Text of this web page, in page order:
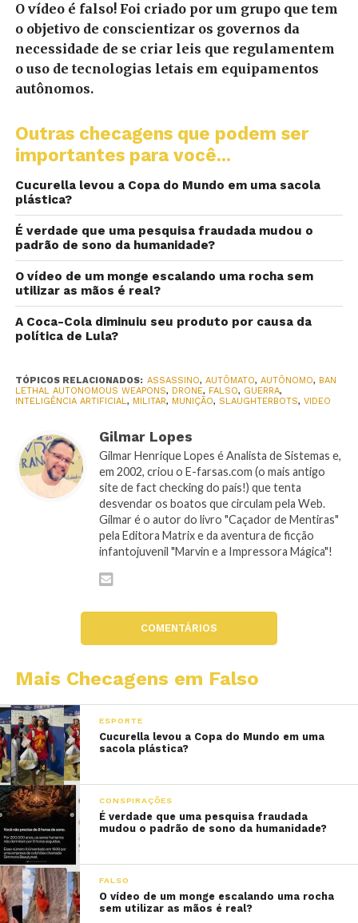
O vídeo é falso! Foi criado por um grupo que tem
o objetivo de conscientizar os governos da
necessidade de se criar leis que regulamentem
o uso de tecnologias letais em equipamentos
autônomos.
Outras checagens que podem ser
importantes para você...
Cucurella levou a Copa do Mundo em uma sacola
plástica?
É verdade que uma pesquisa fraudada mudou o
padrão de sono da humanidade?
O vídeo de um monge escalando uma rocha sem
utilizar as mãos é real?
A Coca-Cola diminuiu seu produto por causa da
política de Lula?
TÓPICOS RELACIONADOS: ASSASSINO, AUTÔMATO, AUTÔNOMO, BAN
LETHAL AUTONOMOUS WEAPONS, DRONE, FALSO, GUERRA,
INTELIGÊNCIA ARTIFICIAL, MILITAR, MUNIÇÃO, SLAUGHTERBOTS, VIDEO
Gilmar Lopes
Gilmar Henrique Lopes é Analista de Sistemas e,
em 2002, criou o E-farsas.com (o mais antigo
site de fact checking do país!) que tenta
desvendar os boatos que circulam pela Web.
Gilmar é o autor do livro "Caçador de Mentiras"
pela Editora Matrix e da aventura de ficção
infantojuvenil "Marvin e a Impressora Mágica"!
COMENTÁRIOS
Mais Checagens em Falso
ESPORTE
Cucurella levou a Copa do Mundo em uma
sacola plástica?
CONSPIRAÇÕES
É verdade que uma pesquisa fraudada
mudou o padrão de sono da humanidade?
FALSO
O vídeo de um monge escalando uma rocha
sem utilizar as mãos é real?